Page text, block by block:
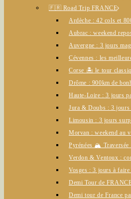
🇫🇷 Road Trip FRANCE
Ardèche : 42 cols et
Aubrac : weekend
Auvergne : 3 jours
Cévennes : les
Corse 🏝️ le tour
Drôme : 900km de
Haute-Loire : 3 jours
Jura & Doubs : 3 jours
Limousin : 3 jours
Morvan : weekend au
Pyrénées 🏔️ Traversée
Verdon & Ventoux :
Vosges : 3 jours à faire
Demi Tour de
Demi tour de France